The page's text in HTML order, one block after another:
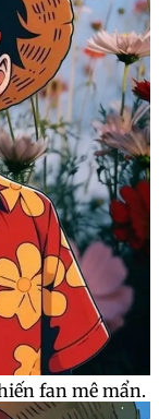
fan mê mẩn.